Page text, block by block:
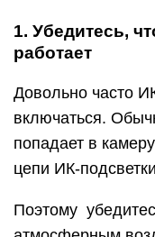
1. Убедитесь,
работает
Довольно часто
включаться.
попадает в
цепи ИК-
Поэтому